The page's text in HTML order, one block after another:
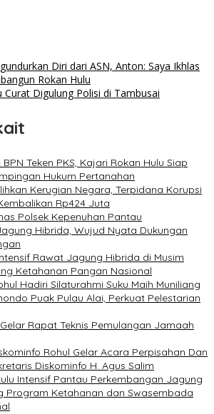
Diri dari ASN, Anton: Saya Ikhlas
Rokan Hulu
Curat Digulung Polisi di Tambusai
Teken PKS, Kajari Rokan Hulu Siap
Hukum Pertanahan
Kerugian Negara, Terpidana Korupsi
Rp424 Juta
Polsek Kepenuhan Pantau
Hibrida, Wujud Nyata Dukungan
Rawat Jagung Hibrida di Musim
Ketahanan Pangan Nasional
Hadiri Silaturahmi Suku Maih Muniliang
Puak Pulau Alai, Perkuat Pelestarian
Rapat Teknis Pemulangan Jamaah
Rohul Gelar Acara Perpisahan Dan
Diskominfo H. Agus Salim
Intensif Pantau Perkembangan Jagung
Program Ketahanan dan Swasembada